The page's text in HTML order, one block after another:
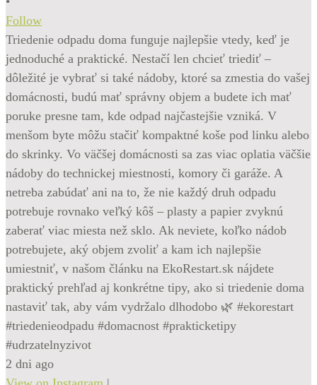
Follow
Triedenie odpadu doma funguje najlepšie vtedy, keď je
jednoduché a praktické. Nestačí len chcieť triediť –
dôležité je vybrať si také nádoby, ktoré sa zmestia do vašej
domácnosti, budú mať správny objem a budete ich mať
poruke presne tam, kde odpad najčastejšie vzniká. V
menšom byte môžu stačiť kompaktné koše pod linku alebo
do skrinky. Vo väčšej domácnosti sa zas viac oplatia väčšie
nádoby do technickej miestnosti, komory či garáže. A
netreba zabúdať ani na to, že nie každý druh odpadu
potrebuje rovnako veľký kôš – plasty a papier zvyknú
zaberať viac miesta než sklo. Ak neviete, koľko nádob
potrebujete, aký objem zvoliť a kam ich najlepšie
umiestniť, v našom článku na EkoRestart.sk nájdete
praktický prehľad aj konkrétne tipy, ako si triedenie doma
nastaviť tak, aby vám vydržalo dlhodobo 🌿 #ekorestart
#triedenieodpadu #domacnost #prakticketipy
#udrzatelnyzivot
2 dni ago